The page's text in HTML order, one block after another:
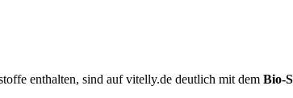
enthalten, sind auf vitelly.de deutlich mit dem Bio-